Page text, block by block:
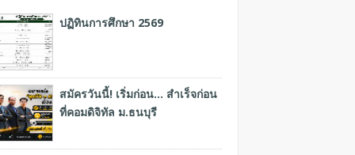
ปฏิทินการศึกษา 2569
สมัครวันนี้! เริ่มก่อน... สำเร็จก่อน
ที่คอมดิจิทัล ม.ธนบุรี